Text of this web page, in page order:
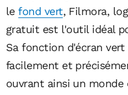
lefond vert, Filmora,
gratuit est l'outil idéal
Sa fonction d'écran
facilement et
ouvrant ainsi un monde